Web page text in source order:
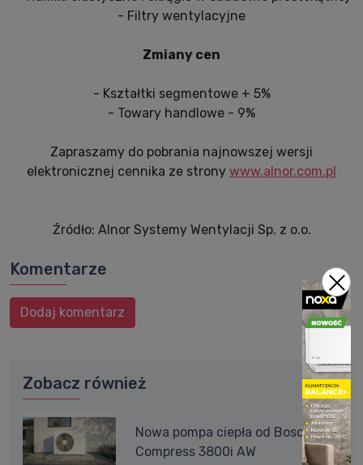
- Filtry wentylacyjne
Zmiany cen
- Kształtki segmentowe + 5%
- Towary handlowe - 9%
Zapraszamy do pobrania najnowszej wersji
elektronicznej cennika ze strony www.alnor.com.pl
Źródło: Alnor Systemy Wentylacji Sp. z o.o.
Komentarze
Dodaj komentarz
Zobacz również
Nowa pompa ciepła od Bosch -
Compress 3800i AW